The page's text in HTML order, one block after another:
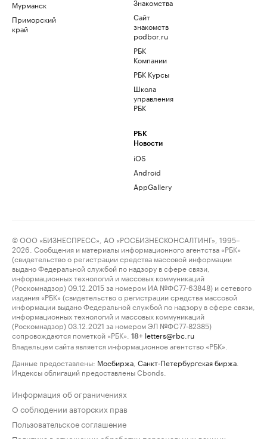
Мурманск
Приморский
край
Сайт
знакомств
podbor.ru
РБК
Компании
РБК Курсы
Школа
управления
РБК
РБК
Новости
iOS
Android
AppGallery
© ООО «БИЗНЕСПРЕСС», АО «РОСБИЗНЕСКОНСАЛТИНГ», 1995–
2026. Сообщения и материалы информационного агентства «РБК»
(свидетельство о регистрации средства массовой информации
выдано Федеральной службой по надзору в сфере связи,
информационных технологий и массовых коммуникаций
(Роскомнадзор) 09.12.2015 за номером ИА №ФС77-63848) и сетевого
издания «РБК» (свидетельство о регистрации средства массовой
информации выдано Федеральной службой по надзору в сфере связи,
информационных технологий и массовых коммуникаций
(Роскомнадзор) 03.12.2021 за номером ЭЛ №ФС77-82385)
сопровождаются пометкой «РБК».
18+ letters@rbc.ru
Владельцем сайта является информационное агентство «РБК».
Данные предоставлены: Мосбиржа Санкт-Петербургская биржа
Индексы облигаций предоставлены Cbonds.
Информация об ограничениях
О соблюдении авторских прав
Пользовательское соглашение